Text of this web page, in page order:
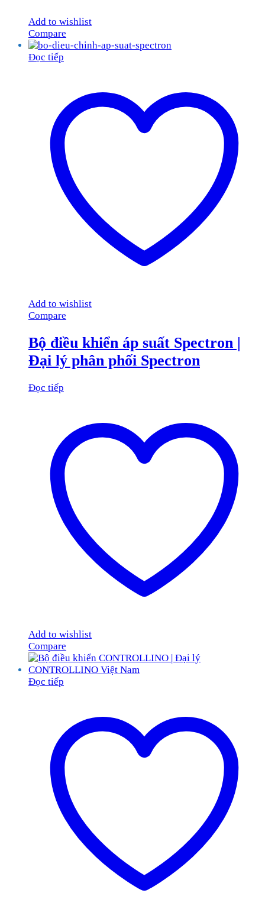
Add to wishlist
Compare
Đọc tiếp
Add to wishlist
Compare
Bộ điều khiển áp suất Spectron |
Đại lý phân phối Spectron
Đọc tiếp
Add to wishlist
Compare
Đọc tiếp